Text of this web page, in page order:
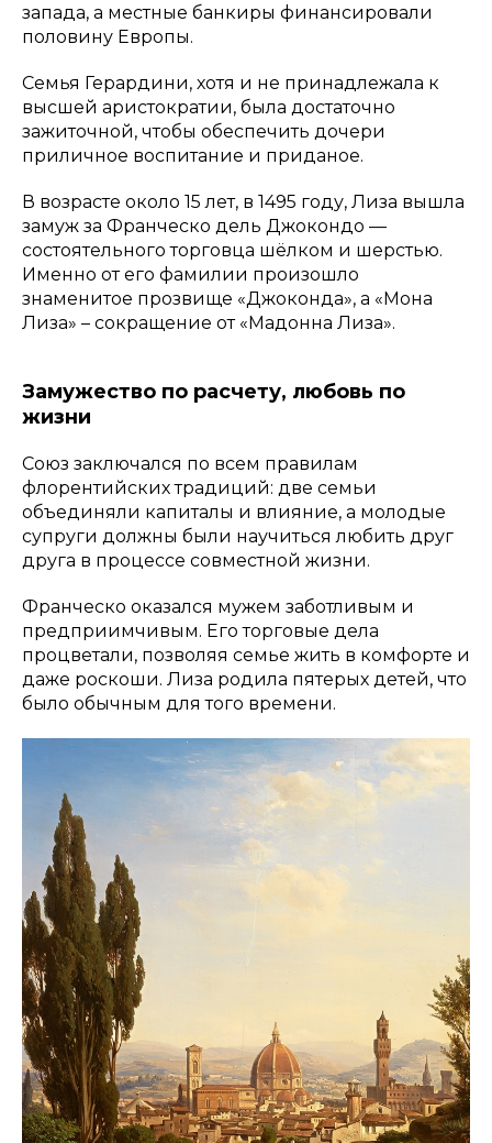
запада, а местные банкиры финансировали
половину Европы.
Семья Герардини, хотя и не принадлежала к
высшей аристократии, была достаточно
зажиточной, чтобы обеспечить дочери
приличное воспитание и приданое.
В возрасте около 15 лет, в 1495 году, Лиза вышла
замуж за Франческо дель Джокондо —
состоятельного торговца шёлком и шерстью.
Именно от его фамилии произошло
знаменитое прозвище «Джоконда», а «Мона
Лиза» – сокращение от «Мадонна Лиза».
Замужество по расчету, любовь по
жизни
Союз заключался по всем правилам
флорентийских традиций: две семьи
объединяли капиталы и влияние, а молодые
супруги должны были научиться любить друг
друга в процессе совместной жизни.
Франческо оказался мужем заботливым и
предприимчивым. Его торговые дела
процветали, позволяя семье жить в комфорте и
даже роскоши. Лиза родила пятерых детей, что
было обычным для того времени.